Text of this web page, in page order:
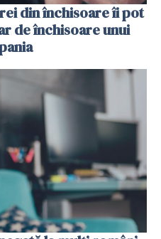
din închisoare îi pot
de închisoare unui